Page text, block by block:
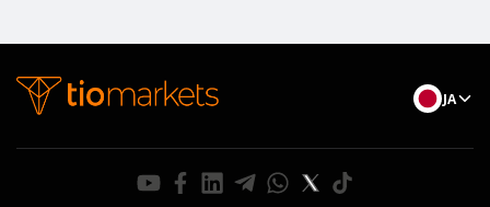
JA